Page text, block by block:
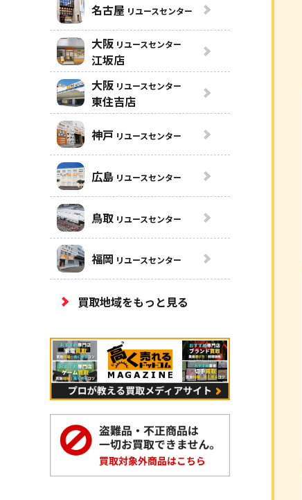
名古屋 リユースセンター
大阪 リユースセンター
江坂店
大阪 リユースセンター
東住吉店
神戸 リユースセンター
広島 リユースセンター
鳥取 リユースセンター
福岡 リユースセンター
買取地域をもっと見る